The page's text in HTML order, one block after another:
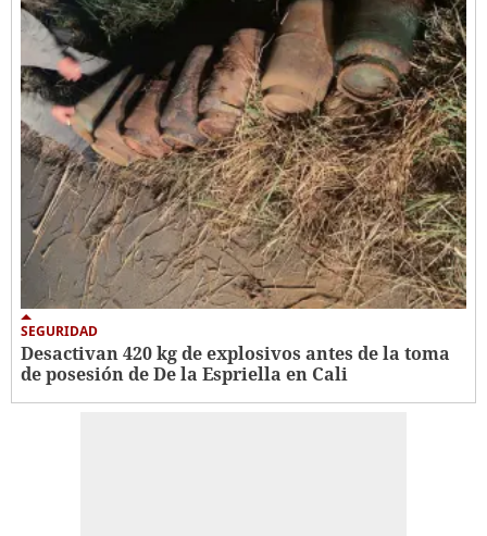
SEGURIDAD
Desactivan 420 kg de explosivos antes de la toma
de posesión de De la Espriella en Cali